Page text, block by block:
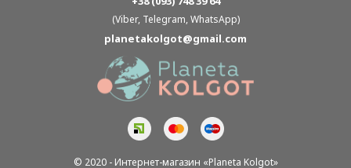
© 2020 - Интернет-магазин «Planeta Kolgot»
(Viber, Telegram, WhatsApp)
planetakolgot@gmail.com